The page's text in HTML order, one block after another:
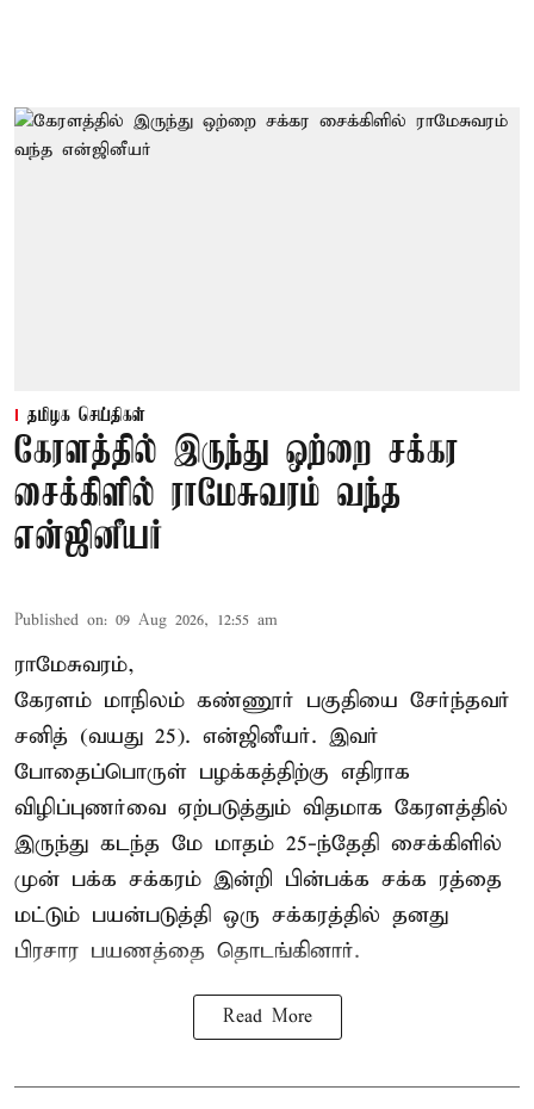
தமிழக செய்திகள்
கேரளத்தில் இருந்து ஒற்றை சக்கர
சைக்கிளில் ராமேசுவரம் வந்த
என்ஜினீயர்
Published on: 09 Aug 2026, 12:55 am
ராமேசுவரம்,
கேரளம் மாநிலம் கண்ணூர் பகுதியை சேர்ந்தவர்
சனித் (வயது 25). என்ஜினீயர். இவர்
போதைப்பொருள் பழக்கத்திற்கு எதிராக
விழிப்புணர்வை ஏற்படுத்தும் விதமாக கேரளத்தில்
இருந்து கடந்த மே மாதம் 25-ந்தேதி சைக்கிளில்
முன் பக்க சக்கரம் இன்றி பின்பக்க சக்க ரத்தை
மட்டும் பயன்படுத்தி ஒரு சக்கரத்தில் தனது
பிரசார பயணத்தை தொடங்கினார்.
Read More